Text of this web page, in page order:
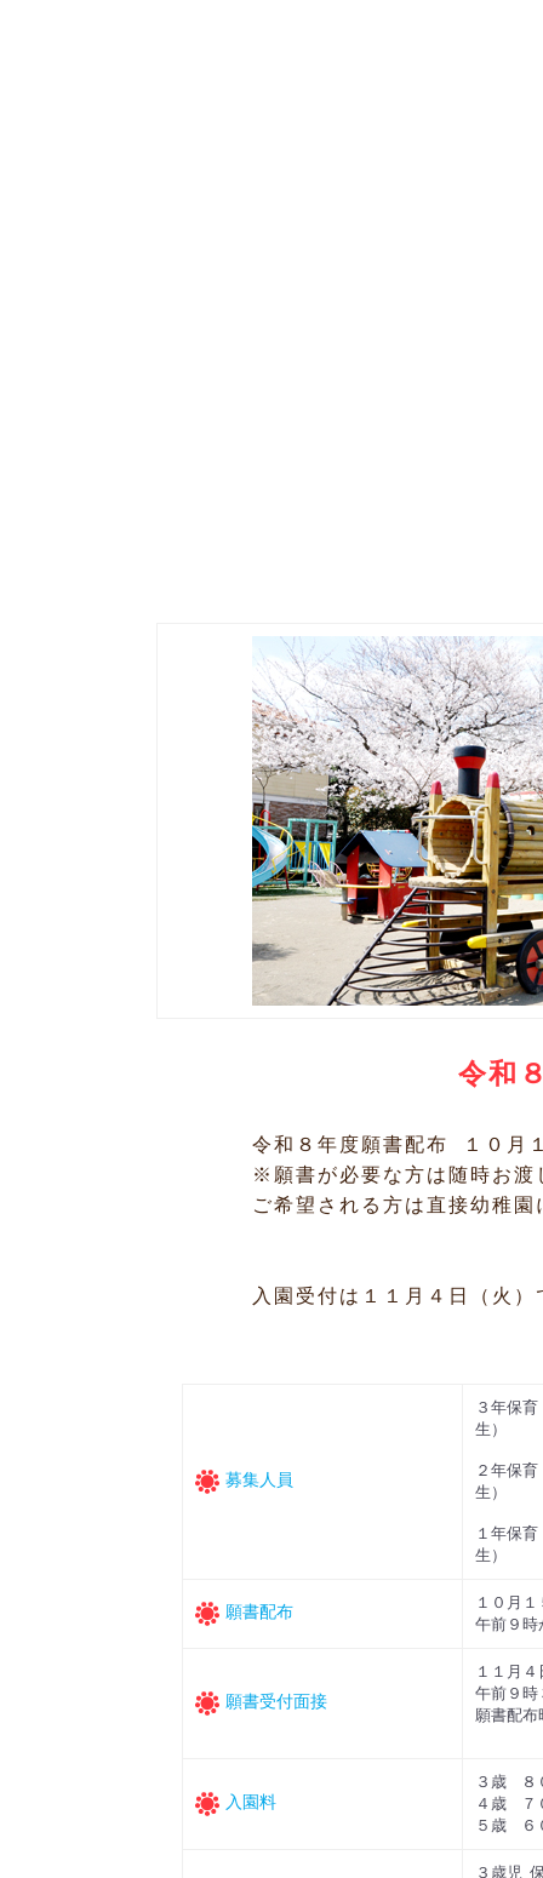
令和
令和８年度願書配布 １０月
※願書が必要な方は随時お渡
ご希望される方は直接幼稚
入園受付は１１月４日（火）
募集人員
３年保
生）
２年保
生）
１年保
生）
願書配布
１０月
午前９時
願書受付面接
１１月
午前９時
願書配布
入園料
３歳 ８
４歳 ７
５歳 ６
３歳児